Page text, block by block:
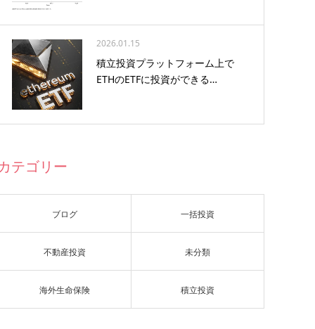
2026.01.15
積立投資プラットフォーム上で
ETHのETFに投資ができる…
テゴリー
ブログ 一括投資
不動産投資 未分類
海外生命保険 積立投資